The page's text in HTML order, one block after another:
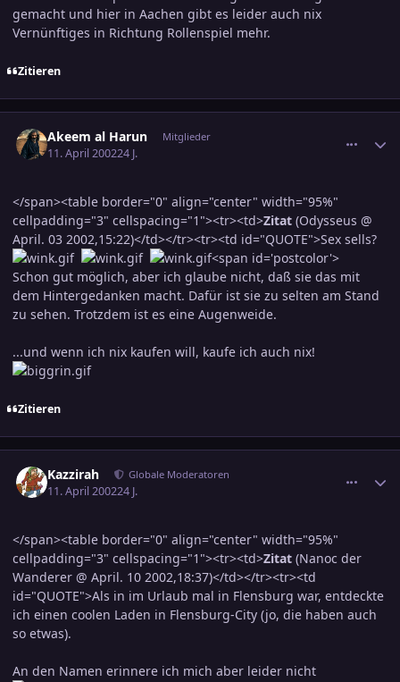
gemacht und hier in Aachen gibt es leider auch nix
Vernünftiges in Richtung Rollenspiel mehr.
Zitieren
Akeem al Harun Mitglieder
11. April 200224 J.
</span><table border="0" align="center" width="95%"
cellpadding="3" cellspacing="1"><tr><td>Zitat (Odysseus @
April. 03 2002,15:22)</td></tr><tr><td id="QUOTE">Sex sells?
<span id='postcolor'>
Schon gut möglich, aber ich glaube nicht, daß sie das mit
dem Hintergedanken macht. Dafür ist sie zu selten am Stand
zu sehen. Trotzdem ist es eine Augenweide.
...und wenn ich nix kaufen will, kaufe ich auch nix!
Zitieren
Kazzirah Globale Moderatoren
11. April 200224 J.
</span><table border="0" align="center" width="95%"
cellpadding="3" cellspacing="1"><tr><td>Zitat (Nanoc der
Wanderer @ April. 10 2002,18:37)</td></tr><tr><td
id="QUOTE">Als in im Urlaub mal in Flensburg war, entdeckte
ich einen coolen Laden in Flensburg-City (jo, die haben auch
so etwas).
An den Namen erinnere ich mich aber leider nicht